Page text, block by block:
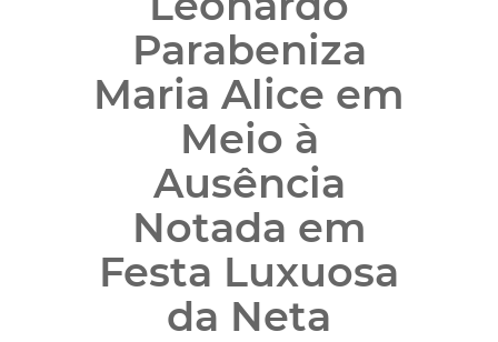
Parabeniza
Maria Alice em
Meio à
Ausência
Notada em
Festa Luxuosa
da Neta